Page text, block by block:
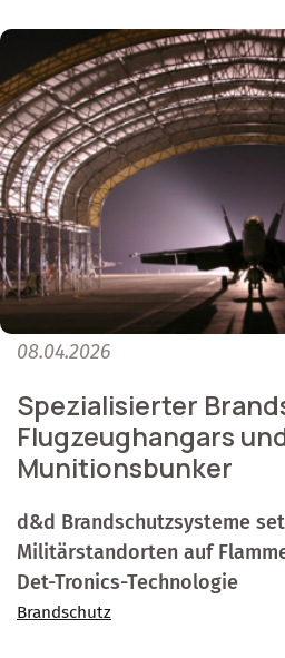
08.04.2026
Spezialisierter
Flugzeughangars
Munitionsbunker
d&d Brandschutzsysteme
Militärstandorten auf
Det-Tronics-Technologie
Brandschutz